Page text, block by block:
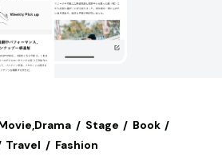
Stage
Book
Travel Fashion